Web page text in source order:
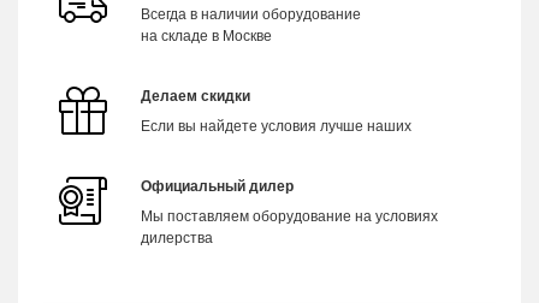
Всегда в наличии оборудование
на складе в Москве
Делаем скидки
Если вы найдете условия лучше наших
Официальный дилер
Мы поставляем оборудование на условиях
дилерства